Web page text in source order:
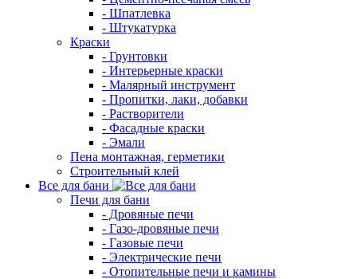
- Шпатлевка
- Штукатурка
Краски
- Грунтовки
- Интерьерные краски
- Малярный инструмент
- Пропитки, лаки, добавки
- Растворители
- Фасадные краски
- Эмали
Пена монтажная, герметики
Строительный клей
Все для бани
Печи для бани
- Дровяные печи
- Газо-дровяные печи
- Газовые печи
- Электрические печи
- Отопительные печи и камины